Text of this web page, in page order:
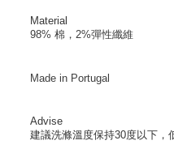
Material
98% 棉，2%彈性纖維
Made in Portugal
Advise
建議洗滌溫度保持30度以下，